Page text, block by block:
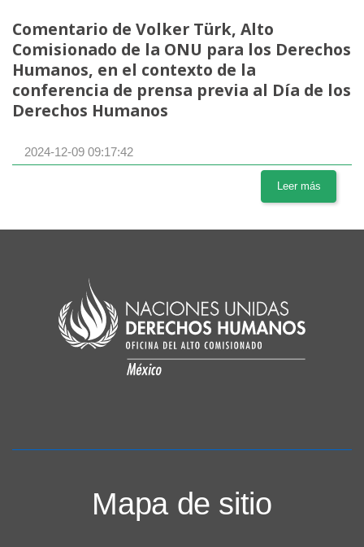
Comentario de Volker Türk, Alto
Comisionado de la ONU para los Derechos
Humanos, en el contexto de la
conferencia de prensa previa al Día de los
Derechos Humanos
2024-12-09 09:17:42
Leer más
Mapa de sitio